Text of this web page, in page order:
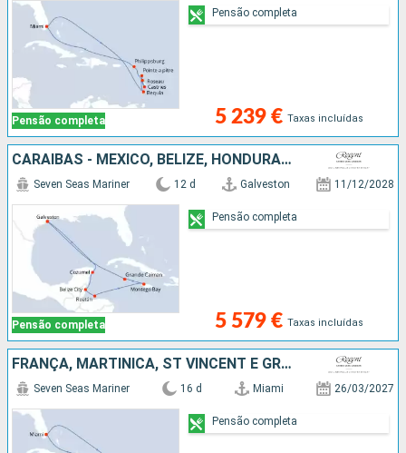
Pensão completa 5 239 € Taxas incluídas
Pensão completa
CARAIBAS - MEXICO, BELIZE, HONDURAS, JAMAICA, CAIMÃO (ILHAS), ESTADOS UNIDOS
Pensão completa
Seven Seas Mariner 12 d Galveston 11/12/2028
5 579 € Taxas incluídas
Pensão completa
FRANÇA, MARTINICA, ST VINCENT E GRENADINES, BARBADOS, GRENADA, BONAIRE, REPÚBLICA DOMINICANA, ESTADOS UNIDOS
Seven Seas Mariner 16 d Miami 26/03/2027
Pensão completa